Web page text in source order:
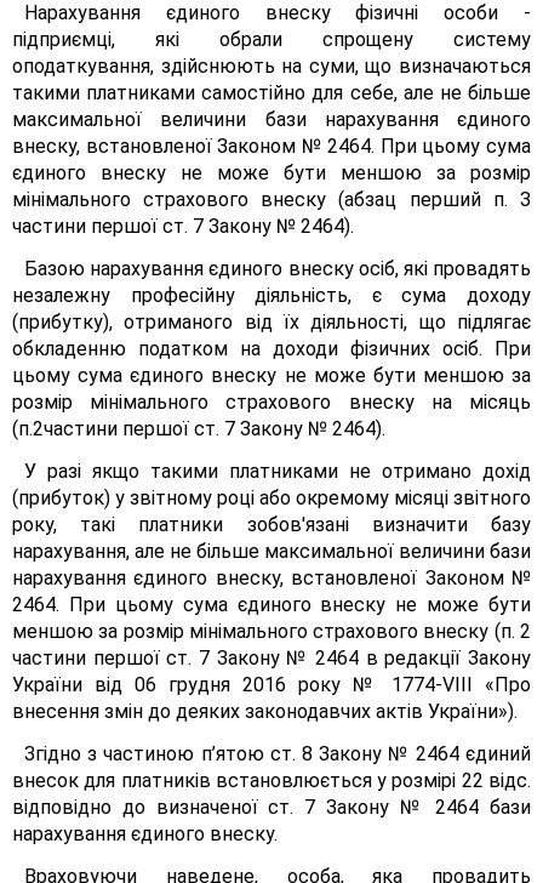
Нарахування єдиного внеску фізичні особи -
підприємці, які обрали спрощену систему
оподаткування, здійснюють на суми, що визначаються
такими платниками самостійно для себе, але не більше
максимальної величини бази нарахування єдиного
внеску, встановленої Законом № 2464. При цьому сума
єдиного внеску не може бути меншою за розмір
мінімального страхового внеску (абзац перший п. З
частини першої ст. 7 Закону № 2464).
Базою нарахування єдиного внеску осіб, які провадять
незалежну професійну діяльність, є сума доходу
(прибутку), отриманого від їх діяльності, що підлягає
обкладенню податком на доходи фізичних осіб. При
цьому сума єдиного внеску не може бути меншою за
розмір мінімального страхового внеску на місяць
(п.2частини першої ст. 7 Закону № 2464).
У разі якщо такими платниками не отримано дохід
(прибуток) у звітному році або окремому місяці звітного
року, такі платники зобов'язані визначити базу
нарахування, але не більше максимальної величини бази
нарахування єдиного внеску, встановленої Законом №
2464. При цьому сума єдиного внеску не може бути
меншою за розмір мінімального страхового внеску (п. 2
частини першої ст. 7 Закону № 2464 в редакції Закону
України від 06 грудня 2016 року № 1774-VІІІ «Про
внесення змін до деяких законодавчих актів України»).
Згідно з частиною п’ятою ст. 8 Закону № 2464 єдиний
внесок для платників встановлюється у розмірі 22 відс.
відповідно до визначеної ст. 7 Закону № 2464 бази
нарахування єдиного внеску.
Враховуючи наведене, особа, яка провадить